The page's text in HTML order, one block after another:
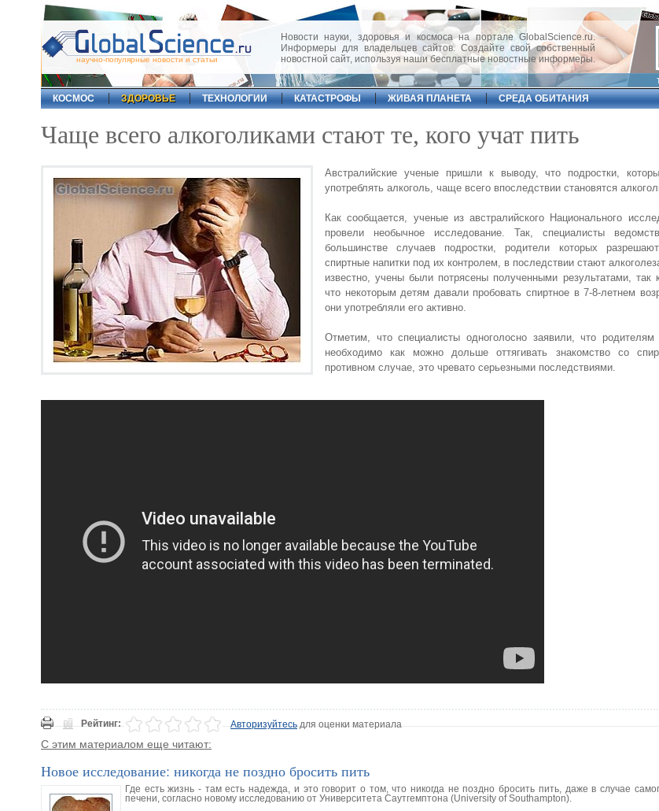
научно-популярные новости и статьи
Новости науки, здоровья и космоса на портале GlobalScience.ru.
Информеры для владельцев сайтов. Создайте свой собственный
новостной сайт, используя наши бесплатные новостные информеры.
КОСМОС
ЗДОРОВЬЕ ТЕХНОЛОГИИ КАТАСТРОФЫ ЖИВАЯ ПЛАНЕТА СРЕДА ОБИТАНИЯ
Чаще всего алкоголиками стают те, кого учат пить
Австралийские ученые пришли к выводу, что подростки,
употреблять алкоголь, чаще всего впоследствии становятся
Как сообщается, ученые из австралийского Национального
провели необычное исследование. Так, специалисты
большинстве случаев подростки, родители которых
спиртные напитки под их контролем, в последствии стают
известно, учены были потрясены полученными результатами, так
что некоторым детям давали пробовать спиртное в 7-8-летнем
они употребляли его активно.
Отметим, что специалисты одноголосно заявили, что
необходимо как можно дольше оттягивать знакомство со
противном случае, это чревато серьезными последствиями.
Рейтинг: Авторизуйтесьдля оценки материала
С этим материалом еще читают:
Новое исследование: никогда не поздно бросить пить
Где есть жизнь - там есть надежда, и это говорит о том, что никогда не поздно бросить пить, даже в случае
печени, согласно новому исследованию от Университета Саутгемптона (University of Southampton).